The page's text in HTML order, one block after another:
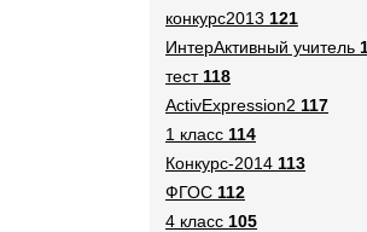
конкурс2013 121
ИнтерАктивный учитель
тест118
ActivExpression2 117
1 класс 114
Конкурс-2014 113
ФГОС 112
4 класс 105